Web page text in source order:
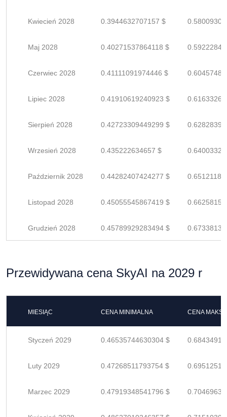
Kwiecień 2028 0.3944632707157 $
Maj 2028 0.40271537864118 $
Czerwiec 2028 0.41111091974446 $
Lipiec 2028 0.41910619240923 $
Sierpień 2028 0.42723309449299 $
Wrzesień 2028 0.435222634657 $
Październik 2028 0.44282407424277 $
Listopad 2028 0.45055545867419 $
Grudzień 2028 0.45789929283494 $
Przewidywana cena SkyAI na 2029 r
MIESIĄC CENA MINIMALNA CENA
Styczeń 2029 0.46535744630304 $
Luty 2029 0.47268511793754 $
Marzec 2029 0.47919348541796 $